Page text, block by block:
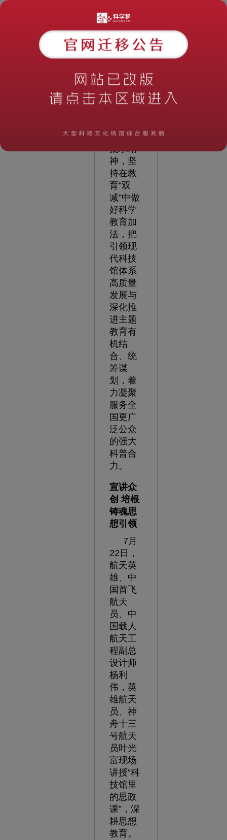
展以
国科技
馆深入
实习近
平总书
记关于
要指示
批示精
神，坚
持在教
育“双
减”中做
好科学
教育加
法，把
引领现
代科技
馆体系
高质量
发展与
深化推
进主题
教育有
机结
合、统
筹谋
划，着
力凝聚
服务全
国更广
泛公众
的强大
科普合
力。
宣讲众
创 培根
铸魂思
想引领
7月
22日，
航天英
雄、中
国首飞
航天
员、中
国载人
航天工
程副总
设计师
杨利
伟，英
雄航天
员、神
舟十三
号航天
员叶光
富现场
讲授“科
技馆里
的思政
课”，深
耕思想
教育。